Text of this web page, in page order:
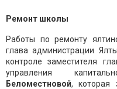
Ремонт школы
Работы по ремонту
глава администрации Ялты
контроле заместителя
управления
Беломестновой, которая